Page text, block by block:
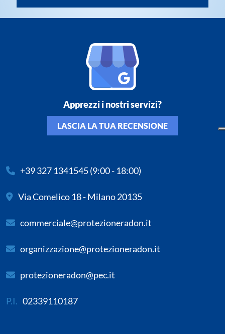
Apprezzi i nostri servizi?
LASCIA LA TUA RECENSIONE
+39 327 1341545(9:00 - 18:00)
Via Comelico 18 - Milano 20135
commerciale@protezioneradon.it
organizzazione@protezioneradon.it
protezioneradon@pec.it
P.I. 02339110187